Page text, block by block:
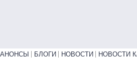
Primary links bottom
АНОНСЫ БЛОГИ НОВОСТИ НОВОСТИ